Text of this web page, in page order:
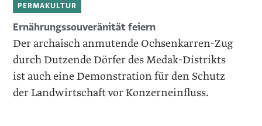
PERMAKULTUR
Ernährungssouveränität feiern
Der archaisch anmutende Ochsenkarren-Zug
durch Dutzende Dörfer des Medak-Distrikts
ist auch eine Demonstration für den Schutz
der Landwirtschaft vor Konzerneinfluss.